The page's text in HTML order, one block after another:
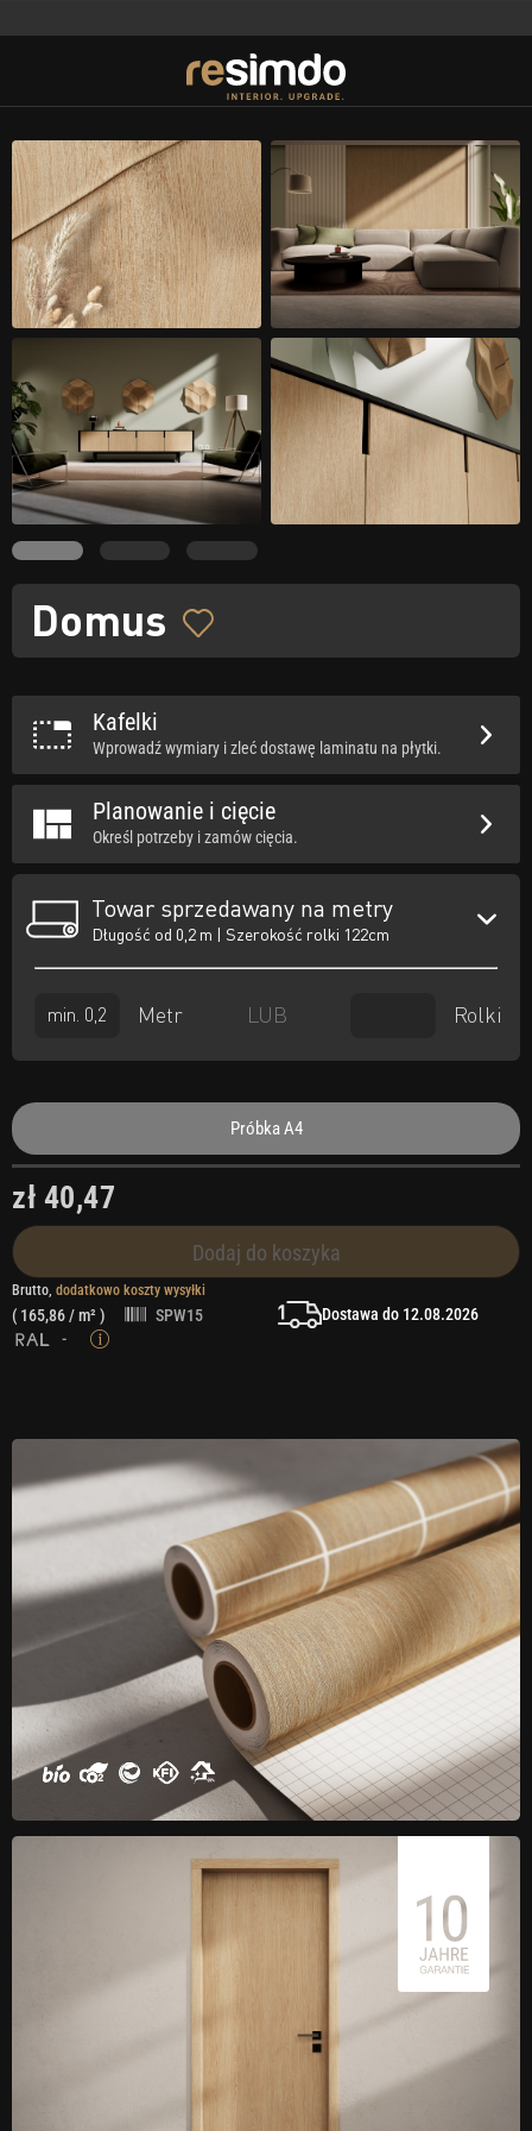
Domus
Kafelki
Wprowadź wymiary i zleć dostawę laminatu na płytki.
Planowanie i cięcie
Określ potrzeby i zamów cięcia.
Towar sprzedawany na metry
Długość od 0,2 m | Szerokość rolki 122cm
Metr LUB Rolki
Próbka A4
zł 40,47
Dodaj do koszyka
Brutto, dodatkowo koszty wysyłki
( 165,86/ m² )
SPW15
-
Dostawa do 12.08.2026